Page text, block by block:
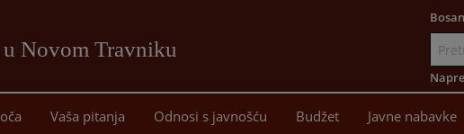
Novom Travniku
sadržaj
Vaša pitanja Odnosi s javnošću Budžet Javne nabavke